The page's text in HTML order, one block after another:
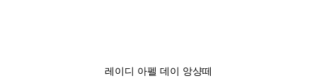
레이디 아펠 데이 앙샹떼